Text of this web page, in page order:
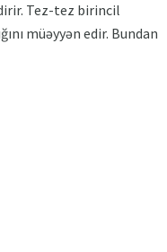
Tez-tez birincil
müəyyən edir. Bundan